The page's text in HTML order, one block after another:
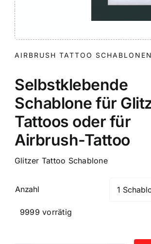
AIRBRUSH TATTOO SCHABLONEN
Selbstklebende
Schablone für
Tattoos oder für
Airbrush-Tattoo
Glitzer Tattoo Schablone
Anzahl
9999 vorrätig